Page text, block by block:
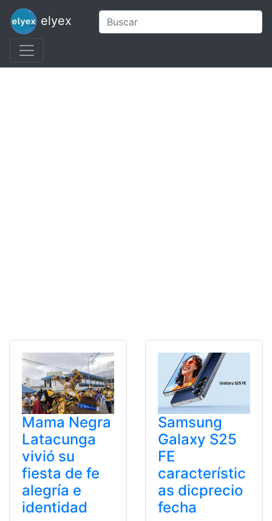
elyex
Mama Negra
Latacunga
vivió su
fiesta de fe
alegría e
identidad
Samsung
Galaxy S25
FE
característic
as dicprecio
fecha